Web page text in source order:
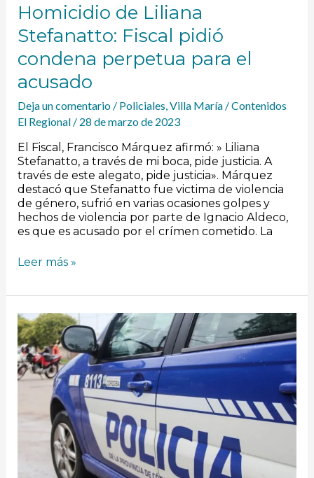
Homicidio de Liliana
Stefanatto: Fiscal pidió
condena perpetua para el
acusado
Deja un comentario / Policiales,Villa María/Contenidos
El Regional / 28 de marzo de 2023
El Fiscal, Francisco Márquez afirmó: » Liliana
Stefanatto, a través de mi boca, pide justicia. A
través de este alegato, pide justicia». Márquez
destacó que Stefanatto fue victima de violencia
de género, sufrió en varias ocasiones golpes y
hechos de violencia por parte de Ignacio Aldeco,
es que es acusado por el crímen cometido. La
Leer más »
Choque
entre
dos
motos:
un
lesiones
graves